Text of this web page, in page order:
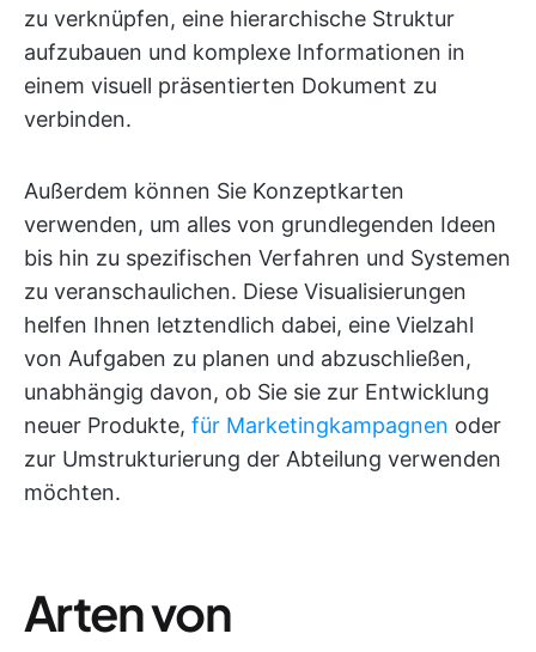
zu verknüpfen, eine hierarchische Struktur
aufzubauen und komplexe Informationen in
einem visuell präsentierten Dokument zu
verbinden.
Außerdem können Sie Konzeptkarten
verwenden, um alles von grundlegenden Ideen
bis hin zu spezifischen Verfahren und Systemen
zu veranschaulichen. Diese Visualisierungen
helfen Ihnen letztendlich dabei, eine Vielzahl
von Aufgaben zu planen und abzuschließen,
unabhängig davon, ob Sie sie zur Entwicklung
neuer Produkte, für Marketingkampagnen oder
zur Umstrukturierung der Abteilung verwenden
möchten.
Arten von